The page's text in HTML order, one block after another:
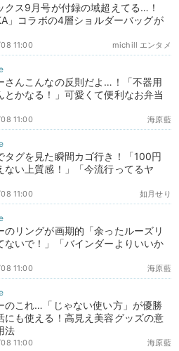
クス9月号が付録の域超えてる…！
」コラボの4層ショルダーバッグが
michill エンタメ
11:00
さんこんなの反則だよ…！「不器用
とかなる！」可愛くて便利なお弁当
海原藍
11:00
タグを見た瞬間カゴ行き！「100円
ない上質感！」「今流行ってるヤ
如月せり
11:00
のリングが画期的「余ったルーズリ
ないで！」「バインダーよりいいか
海原藍
11:00
のこれ…「じゃない使い方」が優勝
も使える！高見え美容グッズの意
法
海原藍
11:00